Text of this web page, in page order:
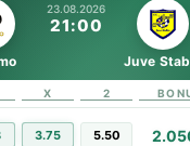
23.08.2026
21:00
Juve
X 2
3.75 5.50